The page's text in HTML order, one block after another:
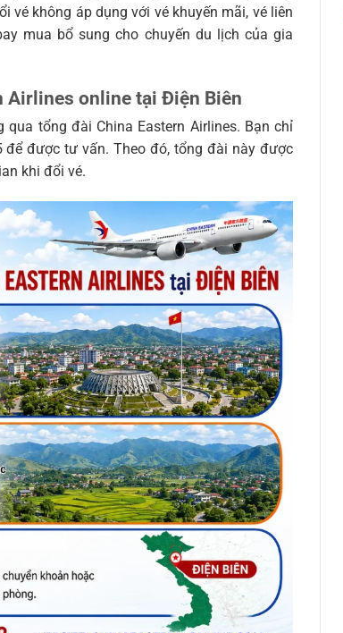
vé không áp dụng với vé khuyến mãi, vé liên
mua bổ sung cho chuyến du lịch của gia
Airlines online tại Điện Biên
tổng đài China Eastern Airlines. Bạn chỉ
được tư vấn. Theo đó, tổng đài này được
khi đổi vé.